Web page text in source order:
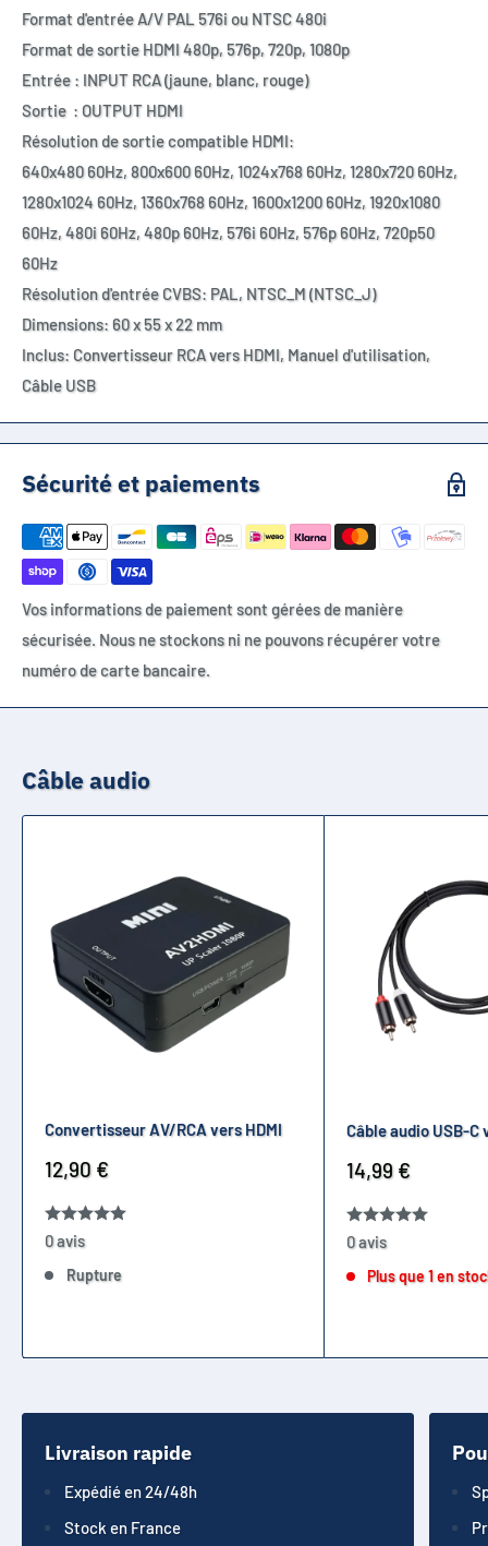
Format d'entrée A/V PAL 576i ou NTSC 480i
Format de sortie HDMI 480p, 576p, 720p, 1080p
Entrée : INPUT RCA (jaune, blanc, rouge)
Sortie : OUTPUT HDMI
Résolution de sortie compatible HDMI:
640x480 60Hz, 800x600 60Hz, 1024x768 60Hz, 1280x720 60Hz,
1280x1024 60Hz, 1360x768 60Hz, 1600x1200 60Hz, 1920x1080
60Hz, 480i 60Hz, 480p 60Hz, 576i 60Hz, 576p 60Hz, 720p50
60Hz
Résolution d'entrée CVBS: PAL, NTSC_M (NTSC_J)
Dimensions: 60 x 55 x 22 mm
Inclus: Convertisseur RCA vers HDMI, Manuel d'utilisation,
Câble USB
Sécurité et paiements
Vos informations de paiement sont gérées de manière
sécurisée. Nous ne stockons ni ne pouvons récupérer votre
numéro de carte bancaire.
Câble audio
Convertisseur AV/RCA vers HDMI
Prix
réduit
12,90 €
0 avis
Rupture
Câble audio USB-C
Prix
réduit
14,99 €
0 avis
Plus que 1 en
Livraison rapide
Expédié en 24/48h
Stock en France